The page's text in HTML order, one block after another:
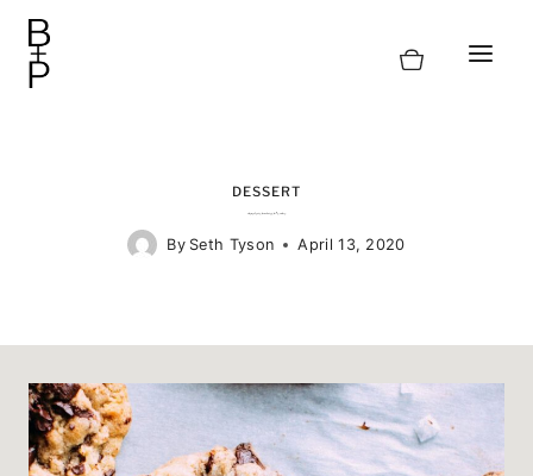
Skip
content
DESSERT
The Perfect Chocolate Chip Cookie
By Seth Tyson April 13, 2020